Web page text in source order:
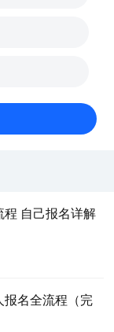
程 自己报名详解
报名全流程（完